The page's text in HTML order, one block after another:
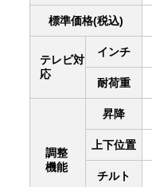
標準価格(税込)
テレビ対
応
インチ
耐荷重
調整
機能
昇降
上下位置
チルト